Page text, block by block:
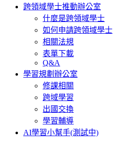
跨領域學士推動辦公室
什麼是跨領域學士
如何申請跨領域學士
相關法規
表單下載
Q&A
學習規劃辦公室
修課相關
跨域學習
出國交換
學習輔導
AI學習小幫手(測試中)